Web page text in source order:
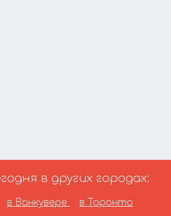
в других городах:
в Ванкувере в Торонто